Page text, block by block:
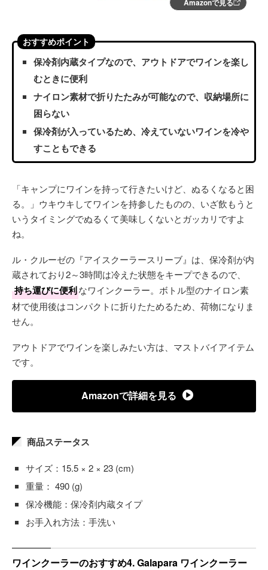
Amazonで見る
おすすめポイント
保冷剤内蔵タイプなので、アウトドアでワインを楽し
むときに便利
ナイロン素材で折りたたみが可能なので、収納場所に
困らない
保冷剤が入っているため、冷えていないワインを冷や
すこともできる
「キャンプにワインを持って行きたいけど、ぬるくなると困
る。」ウキウキしてワインを持参したものの、いざ飲もうと
いうタイミングでぬるくて美味しくないとガッカリですよ
ね。
ル・クルーゼの『アイスクーラースリーブ』は、保冷剤が内
蔵されており2～3時間は冷えた状態をキープできるので、
持ち運びに便利なワインクーラー。ボトル型のナイロン素
材で使用後はコンパクトに折りたためるため、荷物になりま
せん。
アウトドアでワインを楽しみたい方は、マストバイアイテム
です。
Amazonで詳細を見る
商品ステータス
サイズ：15.5 × 2 × 23 (cm)
重量： 490 (g)
保冷機能：保冷剤内蔵タイプ
お手入れ方法：手洗い
ワインクーラーのおすすめ4. Galapara ワインクーラー